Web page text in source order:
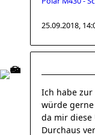
25.09.2018,
Ich habe zur
würde
da mir diese
Durchaus